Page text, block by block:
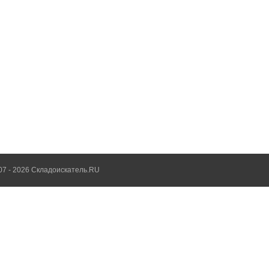
- 2026 Складоискатель.RU